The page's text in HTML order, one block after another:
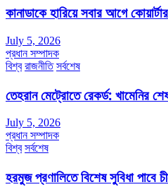
কানাডাকে হারিয়ে সবার আগে
July 5, 2026
প্রধান সম্পাদক
বিশ্ব রাজনীতি সর্বশেষ
তেহরান মেট্রোতে রেকর্ড: খামেনির
July 5, 2026
প্রধান সম্পাদক
বিশ্ব সর্বশেষ
হরমুজ প্রণালিতে বিশেষ সুবিধা পাবে